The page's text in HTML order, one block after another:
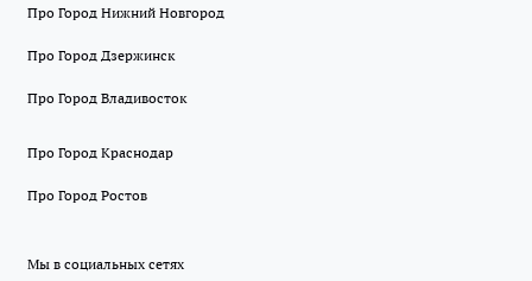
Про Город Нижний Новгород
Про Город Дзержинск
Про Город Владивосток
Про Город Краснодар
Про Город Ростов
Мы в социальных сетях